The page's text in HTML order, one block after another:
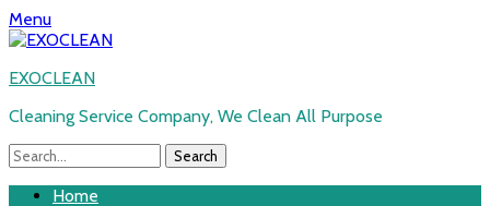
Menu
EXOCLEAN
Cleaning Service Company, We Clean All Purpose
Search
for:
Skip
Home